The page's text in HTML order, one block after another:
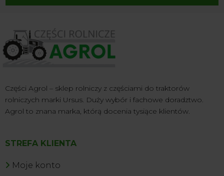
Części Agrol – sklep rolniczy z częściami do traktorów
rolniczych marki Ursus. Duży wybór i fachowe doradztwo.
Agrol to znana marka, którą docenia tysiące klientów.
STREFA KLIENTA
Moje konto